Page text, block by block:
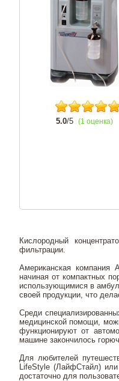
5.0/5 (1 оценка)
Кислородный
фильтрации.
Американская компания
начиная от компактных
использующимися в
своей продукции, что
Среди
медицинской помощи,
функционируют от
машине закончилось
Для любителей
LifeStyle (ЛайфСтайл)
достаточно для